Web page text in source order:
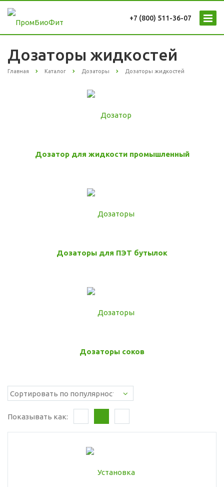
+7 (800) 511-36-07
Дозаторы жидкостей
Главная Каталог Дозаторы Дозаторы жидкостей
Дозатор для жидкости промышленный
Дозаторы для ПЭТ бутылок
Дозаторы соков
Показывать как: